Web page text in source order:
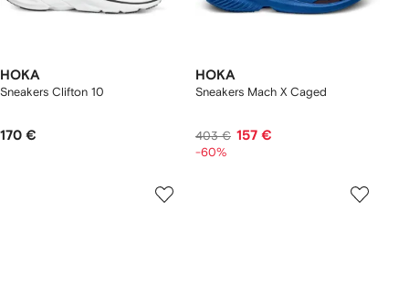
HOKA
Sneakers Clifton 10
170 €
HOKA
Sneakers Mach X Caged
403 € 157 €
-60%